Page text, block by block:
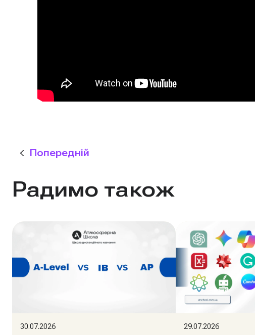
Попередній
Радимо також
30.07.2026 29.07.2026